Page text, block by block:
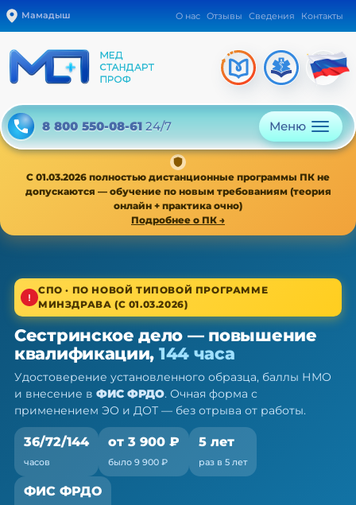
Мамадыш О нас Отзывы Сведения Контакты
8 800 550-08-61 24/7 Меню
С 01.03.2026 полностью дистанционные программы ПК не
допускаются — обучение по новым требованиям (теория
онлайн + практика очно)
Подробнее о ПК →
Среднее звено · новая типовая программа
Сестринское дело — ПК, 36/72/144
ч
Очно (практика) + теория онлайн, без отрыва от
работы
СПО · ПО НОВОЙ ТИПОВОЙ ПРОГРАММЕ
МИНЗДРАВА (С 01.03.2026)
Сестринское дело — повышение
квалификации, 144 часа
Удостоверение установленного образца, баллы НМО
и внесение в ФИС ФРДО. Очная форма с
применением ЭО и ДОТ — без отрыва от работы.
36/72/144
часов
от 3 900 ₽
было 9 900 ₽
5 лет
раз в 5 лет
ФИС ФРДО